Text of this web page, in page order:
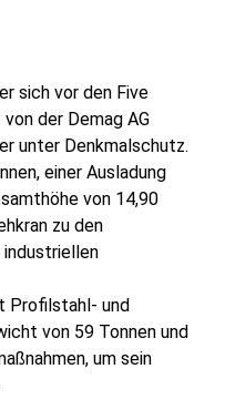
sich vor den Five
der Demag AG
unter Denkmalschutz.
einer Ausladung
von 14,90
zu den
Profilstahl- und
von 59 Tonnen und
um sein